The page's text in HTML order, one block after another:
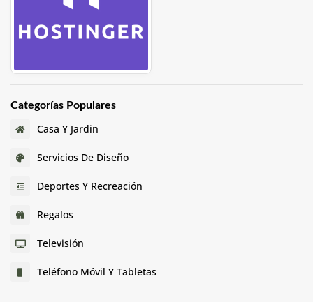
Categorías Populares
Casa Y Jardin
Servicios De Diseño
Deportes Y Recreación
Regalos
Televisión
Teléfono Móvil Y Tabletas